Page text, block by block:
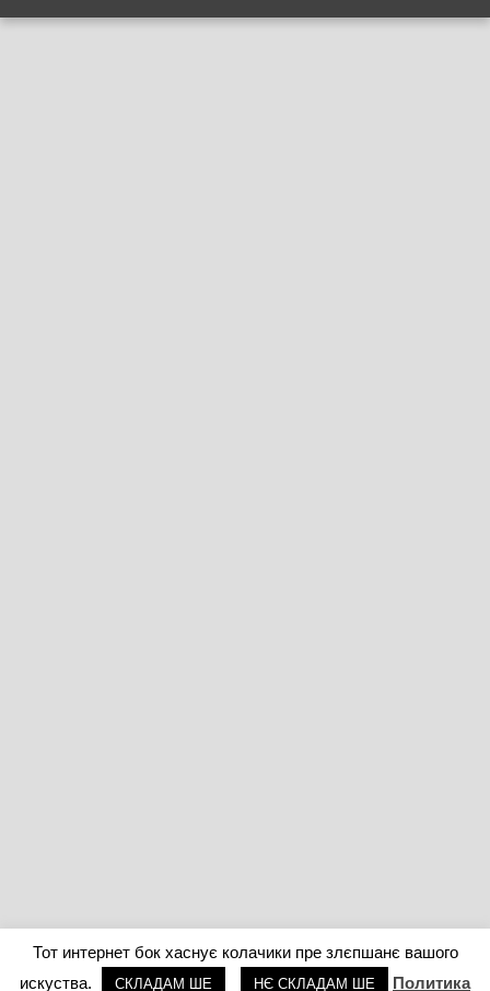
Тот интернет бок хаснує колачики пре злєпшанє вашого
искуства.
СКЛАДАМ ШЕ НЄ СКЛАДАМ ШЕ Политика